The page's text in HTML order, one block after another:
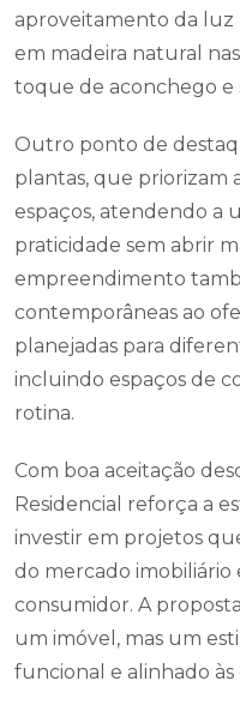
aproveitamento da luz
em madeira natural
toque de aconchego e
Outro ponto de
plantas, que priorizam
espaços, atendendo a
praticidade sem abrir
empreendimento
contemporâneas ao
planejadas para
incluindo espaços de
rotina.
Com boa aceitação
Residencial reforça a
investir em projetos
do mercado
consumidor. A
um imóvel, mas um
funcional e alinhado às